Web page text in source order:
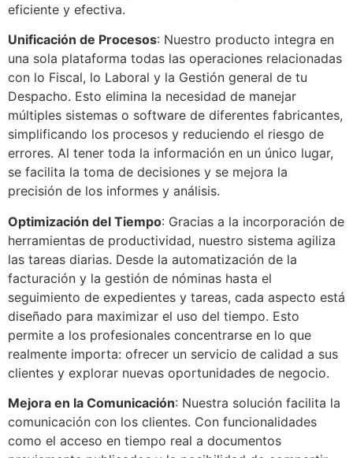
eficiente y efectiva.
Unificación de Procesos: Nuestro producto integra en
una sola plataforma todas las operaciones relacionadas
con lo Fiscal, lo Laboral y la Gestión general de tu
Despacho. Esto elimina la necesidad de manejar
múltiples sistemas o software de diferentes fabricantes,
simplificando los procesos y reduciendo el riesgo de
errores. Al tener toda la información en un único lugar,
se facilita la toma de decisiones y se mejora la
precisión de los informes y análisis.
Optimización del Tiempo: Gracias a la incorporación de
herramientas de productividad, nuestro sistema agiliza
las tareas diarias. Desde la automatización de la
facturación y la gestión de nóminas hasta el
seguimiento de expedientes y tareas, cada aspecto está
diseñado para maximizar el uso del tiempo. Esto
permite a los profesionales concentrarse en lo que
realmente importa: ofrecer un servicio de calidad a sus
clientes y explorar nuevas oportunidades de negocio.
Mejora en la Comunicación: Nuestra solución facilita la
comunicación con los clientes. Con funcionalidades
como el acceso en tiempo real a documentos